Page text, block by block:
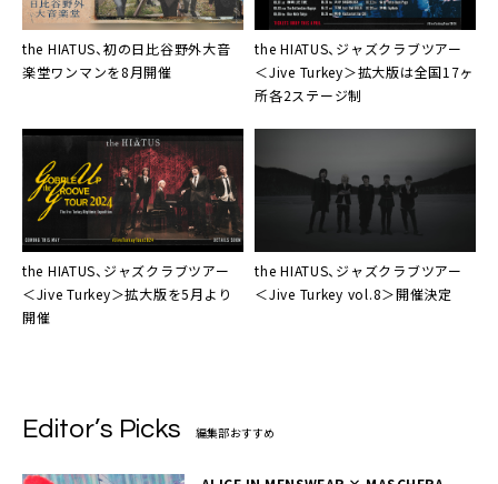
the HIATUS、初の日比谷野外大音
楽堂ワンマンを8月開催
the HIATUS、ジャズクラブツアー
＜Jive Turkey＞拡大版は全国17ヶ
所各2ステージ制
the HIATUS、ジャズクラブツアー
＜Jive Turkey＞拡大版を5月より
開催
the HIATUS、ジャズクラブツアー
＜Jive Turkey vol.8＞開催決定
Editor’s Picks 編集部おすすめ